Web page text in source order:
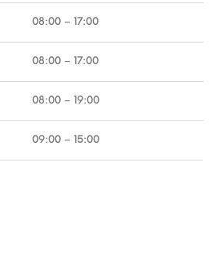
08:00 – 17:00
08:00 – 17:00
08:00 – 19:00
09:00 – 15:00